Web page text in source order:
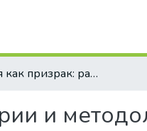
История как призрак: развитие теории и методологии истории в эпоху романтизма
и